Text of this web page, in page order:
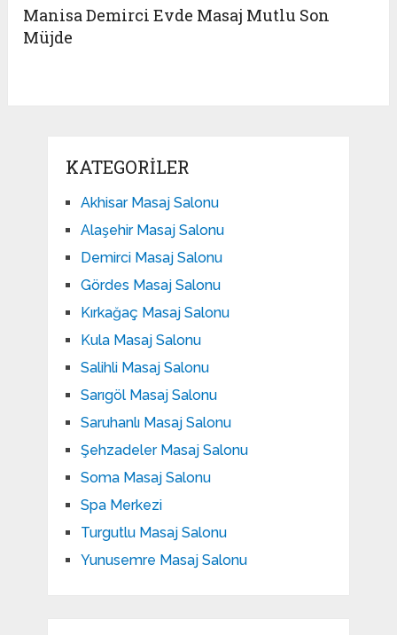
Manisa Demirci Evde Masaj Mutlu Son
Müjde
KATEGORILER
Akhisar Masaj Salonu
Alaşehir Masaj Salonu
Demirci Masaj Salonu
Gördes Masaj Salonu
Kırkağaç Masaj Salonu
Kula Masaj Salonu
Salihli Masaj Salonu
Sarıgöl Masaj Salonu
Saruhanlı Masaj Salonu
Şehzadeler Masaj Salonu
Soma Masaj Salonu
Spa Merkezi
Turgutlu Masaj Salonu
Yunusemre Masaj Salonu